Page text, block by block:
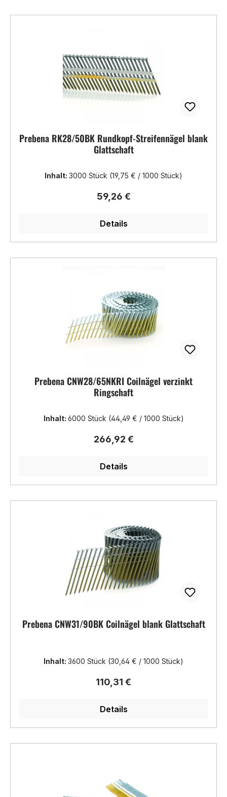
Prebena RK28/50BK Rundkopf-Streifennägel blank
Glattschaft
Inhalt: 3000 Stück (19,75 € / 1000 Stück)
Regulärer Preis:
59,26 €
Details
Prebena CNW28/65NKRI Coilnägel verzinkt
Ringschaft
Inhalt: 6000 Stück (44,49 € / 1000 Stück)
Regulärer Preis:
266,92 €
Details
Prebena CNW31/90BK Coilnägel blank Glattschaft
Inhalt: 3600 Stück (30,64 € / 1000 Stück)
Regulärer Preis:
110,31 €
Details